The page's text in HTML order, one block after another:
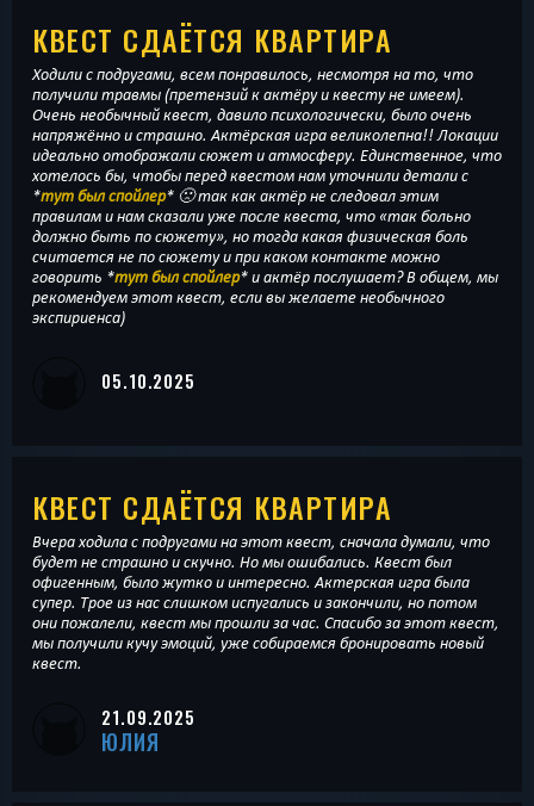
КВЕСТ СДАЁТСЯ КВАРТИРА
Ходили с подругами, всем понравилось, несмотря на то, что
получили травмы (претензий к актёру и квесту не имеем).
Очень необычный квест, давило психологически, было очень
напряжённо и страшно. Актёрская игра великолепна!! Локации
идеально отображали сюжет и атмосферу. Единственное, что
хотелось бы, чтобы перед квестом нам уточнили детали с
*тут был спойлер* 🙁 так как актёр не следовал этим
правилам и нам сказали уже после квеста, что «так больно
должно быть по сюжету», но тогда какая физическая боль
считается не по сюжету и при каком контакте можно
говорить *тут был спойлер* и актёр послушает? В общем, мы
рекомендуем этот квест, если вы желаете необычного
экспириенса)
05.10.2025
КВЕСТ СДАЁТСЯ КВАРТИРА
Вчера ходила с подругами на этот квест, сначала думали, что
будет не страшно и скучно. Но мы ошибались. Квест был
офигенным, было жутко и интересно. Актерская игра была
супер. Трое из нас слишком испугались и закончили, но потом
они пожалели, квест мы прошли за час. Спасибо за этот квест,
мы получили кучу эмоций, уже собираемся бронировать новый
квест.
21.09.2025
ЮЛИЯ